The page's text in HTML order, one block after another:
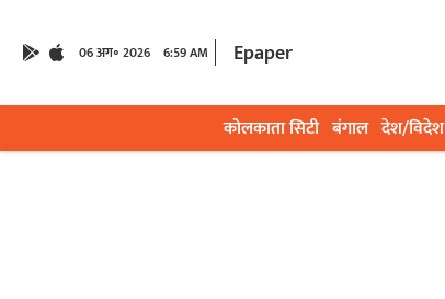
06 अग॰ 2026 6:59 AM Epaper
कोलकाता सिटी बंगाल देश/विदेश